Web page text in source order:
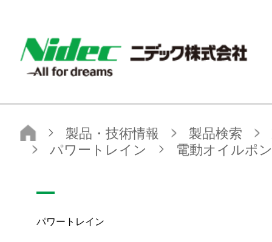
ニデック株式会社
製品・技術情報 製品検索 製品カテゴリから探す
車載
パワートレイン
電動オイルポンプ
パワートレイン